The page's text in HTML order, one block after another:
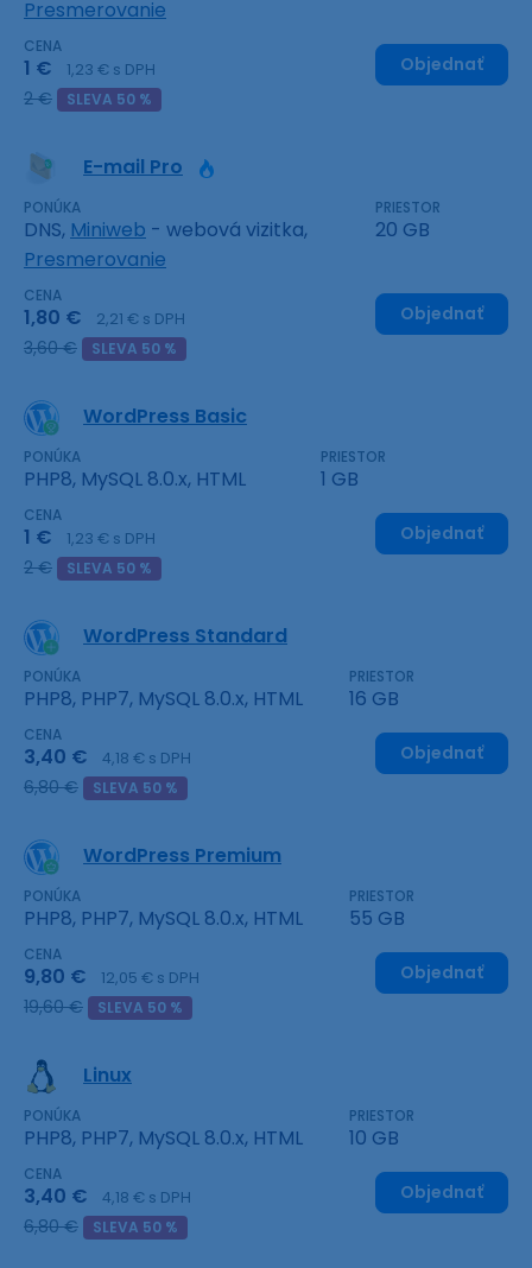
Presmerovanie
CENA
1 € 1,23 € s DPH
2 € SLEVA 50 %
Objednať
E-mail Pro
PONÚKA
DNS, Miniweb - webová vizitka,
Presmerovanie
PRIESTOR
20 GB
CENA
1,80 € 2,21 € s DPH
3,60 € SLEVA 50 %
Objednať
WordPress Basic
PONÚKA
PHP8, MySQL 8.0.x, HTML
PRIESTOR
1 GB
CENA
1 € 1,23 € s DPH
2 € SLEVA 50 %
Objednať
WordPress Standard
PONÚKA
PHP8, PHP7, MySQL 8.0.x, HTML
PRIESTOR
16 GB
CENA
3,40 € 4,18 € s DPH
6,80 € SLEVA 50 %
Objednať
WordPress Premium
PONÚKA
PHP8, PHP7, MySQL 8.0.x, HTML
PRIESTOR
55 GB
CENA
9,80 € 12,05 € s DPH
19,60 € SLEVA 50 %
Objednať
Linux
PONÚKA
PHP8, PHP7, MySQL 8.0.x, HTML
PRIESTOR
10 GB
CENA
3,40 € 4,18 € s DPH
6,80 € SLEVA 50 %
Objednať